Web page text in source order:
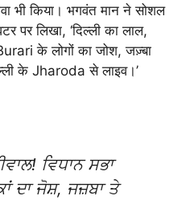
भी किया। भगवंत मान ने सोशल
पर लिखा, ‘दिल्ली का लाल,
के लोगों का जोश, जज़्बा
के Jharoda से लाइव।’
ਵਿਧਾਨ ਸਭਾ
ਦਾ ਜੋਸ਼, ਜਜ਼ਬਾ ਤੇ